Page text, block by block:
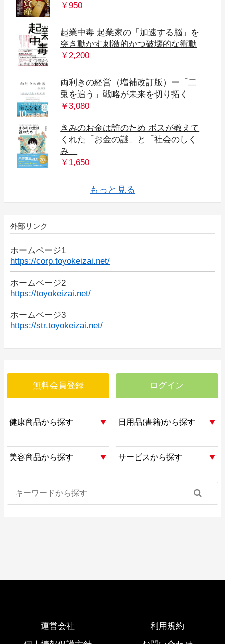
￥950
起業中毒 起業家の「加速する脳」を
突き動かす刺激的かつ破壊的な衝動
￥2,200
両利きの経営（増補改訂版）ー「二
兎を追う」戦略が未来を切り拓く
￥3,080
きみのお金は誰のため ボスが教えて
くれた「お金の謎」と「社会のしく
み」
￥1,650
なぜ悪人が上に立つのか 人間社会の
挑み続けるヒント: 成功を後押しする
会社員が働きながら月30万円を稼ぐ
ユーモアは最強の武器である: スタン
フォード大学ビジネススクール人気
決算書×ビジネスモデル大全: 会社の
数字から儲かる仕組みまでいっきに
「一度きりの人生、今の会社で一生
働いて終わるのかな」と迷う人のス
リデザイン・ワーク 新しい働き方
スキー場は夏に儲けろ! 誰も気づいて
サードドア 精神的資産のふやし方
NEO HUMAN ネオ・ヒューマン 究極
「会社四季報」業界地図 ２０２３
週刊東洋経済 2022年9/17-9/24合併号
日本マクドナルド 「挑戦と変革」の
京都花街の経営学
会社四季報 2022年3集 夏号
企業成長の仕込み方(経営戦略の実戦
イノベーターのためのサイエンスと
東大生も学ぶ「ＡＩ経営」の教科書
LIFE SHIFT2(ライフシフト2)
LIFE SHIFT(ライフシフト)
SHOE DOG 靴にすべてを。
世界最高の話し方1000人以上の社
長・企業幹部の話し方を変えた! 「伝
マンガ 日本最大のビジネススクール
まんがでわかる LIFE SHIFT
もっと見る
外部リンク
ホームページ1
https://corp.toyokeizai.net/
ホームページ2
https://toyokeizai.net/
ホームページ3
https://str.toyokeizai.net/
無料会員登録 ログイン
運営会社
利用規約